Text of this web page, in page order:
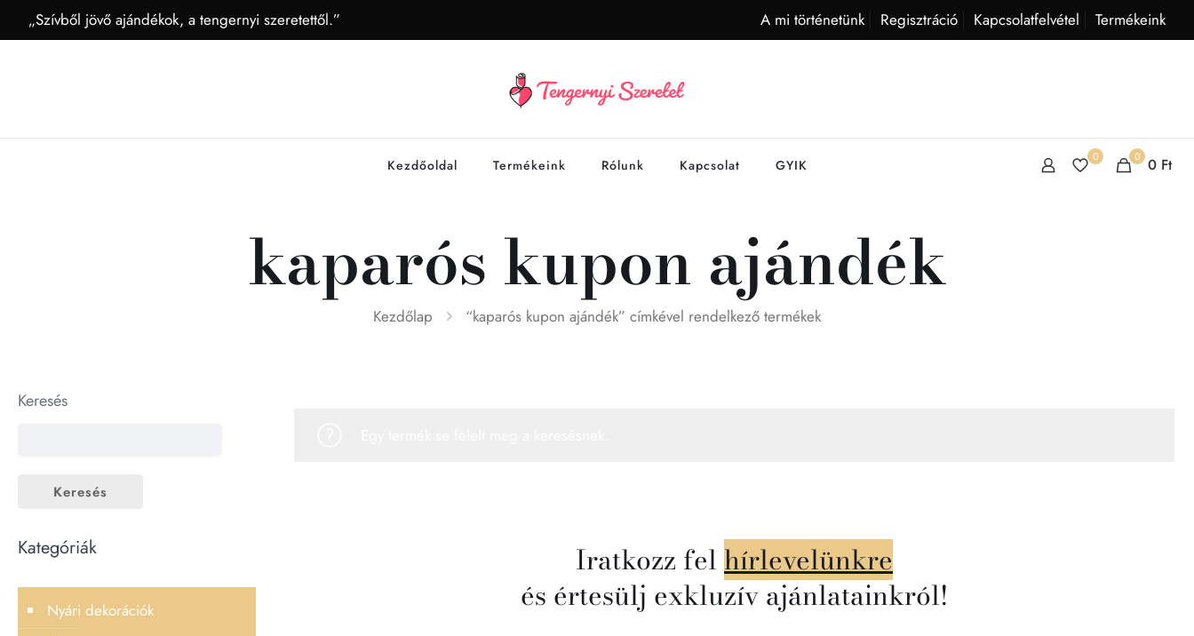
„Szívből jövő ajándékok, a tengernyi szeretettől.” A mi történetünk Regisztráció Kapcsolatfelvétel Termékeink
Kezdőoldal Termékeink Rólunk Kapcsolat GYIK 0 0 0 Ft
kaparós kupon ajándék
Kezdőlap “kaparós kupon ajándék” címkével rendelkező termékek
Iratkozz fel hírlevelünkre
és értesülj exkluzív ajánlatainkról!
Keresés
Keresés
Kategóriák
Nyári dekorációk